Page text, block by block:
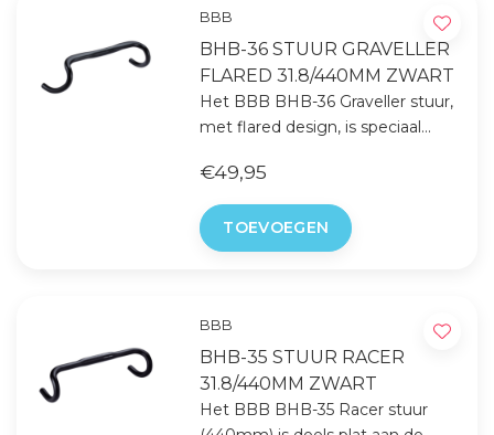
BBB
BHB-36 STUUR GRAVELLER
FLARED 31.8/440MM ZWART
Het BBB BHB-36 Graveller stuur,
met flared design, is speciaal
op je gravelbike of beachracer.
€49,95
TOEVOEGEN
BBB
BHB-35 STUUR RACER
31.8/440MM ZWART
Het BBB BHB-35 Racer stuur